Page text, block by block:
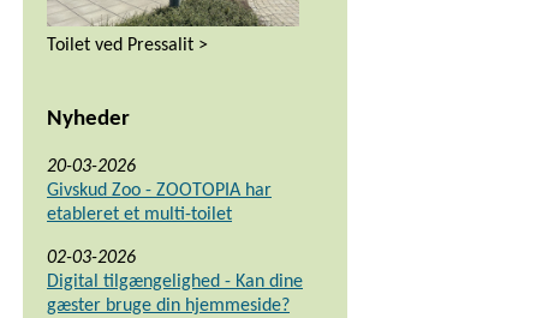
Toilet ved Pressalit >
Nyheder
20-03-2026
Givskud Zoo - ZOOTOPIA har
etableret et multi-toilet
02-03-2026
Digital tilgængelighed - Kan dine
gæster bruge din hjemmeside?